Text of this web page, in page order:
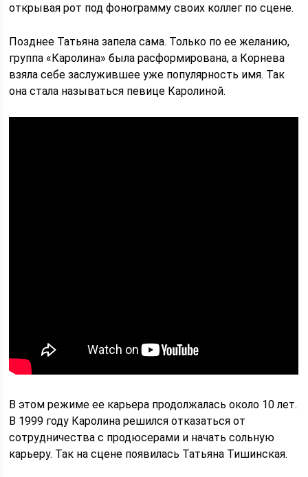
открывая рот под фонограмму своих коллег по сцене.
Позднее Татьяна запела сама. Только по ее желанию,
группа «Каролина» была расформирована, а Корнева
взяла себе заслужившее уже популярность имя. Так
она стала называться певице Каролиной.
В этом режиме ее карьера продолжалась около 10 лет.
В 1999 году Каролина решился отказаться от
сотрудничества с продюсерами и начать сольную
карьеру. Так на сцене появилась Татьяна Тишинская.